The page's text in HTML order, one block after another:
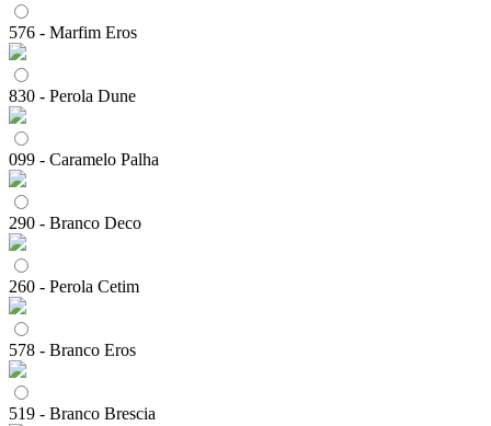
576 - Marfim Eros
830 - Perola Dune
099 - Caramelo Palha
290 - Branco Deco
260 - Perola Cetim
578 - Branco Eros
519 - Branco Brescia